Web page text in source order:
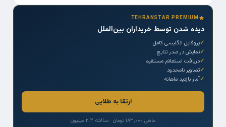
TEHRANSTAR PREMIUM
دیده شدن توسط خریداران بین‌الملل
پروفایل انگلیسی کامل
نمایش در صدر نتایج
دریافت استعلام مستقیم
تصاویر نامحدود
آمار بازدید ماهانه
ارتقا به طلایی
ماهی ۱۸۳,۰۰۰ تومان · سالانه ۲.۲ میلیون